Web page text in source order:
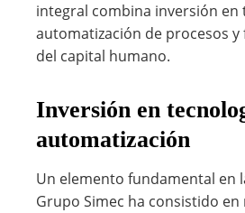
integral combina inversión en
automatización de procesos
del capital humano.
Inversión en
automatización
Un elemento fundamental en
Grupo Simec ha consistido